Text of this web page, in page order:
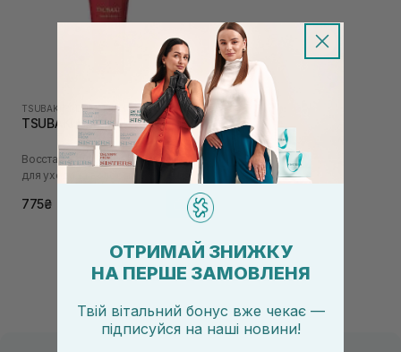
TSUBAKI PREMIUM MOIST
TSUBAKI Hair Milk 100 мл
Восстанавливающее молочко
для ухода за волосами
775₴
ОТРИМАЙ ЗНИЖКУ
НА ПЕРШЕ ЗАМОВЛЕНЯ
Твій вітальний бонус вже чекає —
підписуйся на наші новини!